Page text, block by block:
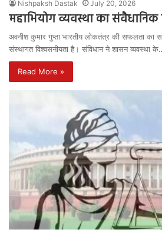
Nishpaksh Dastak July 20, 2026
महाभियोग व्यवस्था का संवैधानिक
अवनीश कुमार गुप्ता भारतीय लोकतंत्र की सफलता का
संस्थागत विश्वसनीयता है। संविधान ने शासन व्यवस्था
Read More »